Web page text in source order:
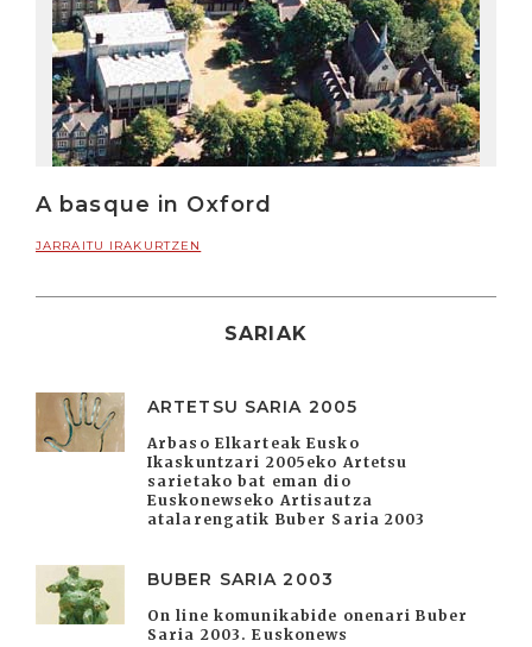
A basque in Oxford
JARRAITU IRAKURTZEN
SARIAK
ARTETSU SARIA 2005
Arbaso Elkarteak Eusko
Ikaskuntzari 2005eko Artetsu
sarietako bat eman dio
Euskonewseko Artisautza
atalarengatik Buber Saria 2003
BUBER SARIA 2003
On line komunikabide onenari Buber
Saria 2003. Euskonews